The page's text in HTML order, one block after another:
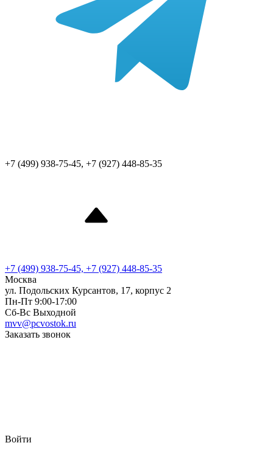
+7 (499) 938-75-45, +7 (927) 448-85-35
+7 (499) 938-75-45, +7 (927) 448-85-35
Москва
ул. Подольских Курсантов, 17, корпус 2
Пн-Пт 9:00-17:00
Сб-Вс Выходной
mvv@pcvostok.ru
Заказать звонок
Войти